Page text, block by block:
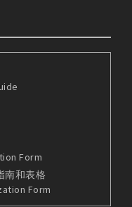
Form
南和表格
Form